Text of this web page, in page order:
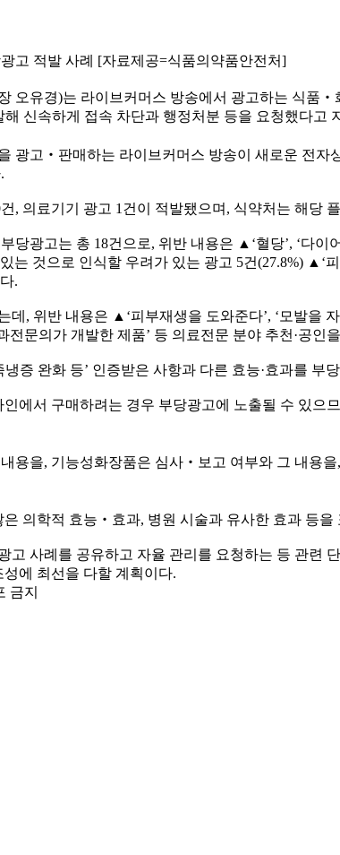
고 적발 사례 [자료제공=식품의약품안전처]
오유경)는 라이브커머스 방송에서 광고하는 식품
신속하게 접속 차단과 행정처분 등을 요청했다고
광고‧판매하는 라이브커머스 방송이 새로운 전
, 의료기기 광고 1건이 적발됐으며, 식약처는 해
광고는 총 18건으로, 위반 내용은 ▲‘혈당’, ‘다이
는 것으로 인식할 우려가 있는 광고 5건(27.8%)
.
데, 위반 내용은 ▲‘피부재생을 도와준다’, ‘모발을
전문의가 개발한 제품’ 등 의료전문 분야 추천·공
증 완화 등’ 인증받은 사항과 다른 효능·효과를 부
에서 구매하려는 경우 부당광고에 노출될 수 있
용을, 기능성화장품은 심사‧보고 여부와 그 내
의학적 효능‧효과, 병원 시술과 유사한 효과 등
고 사례를 공유하고 자율 관리를 요청하는 등 관련
에 최선을 다할 계획이다.
금지